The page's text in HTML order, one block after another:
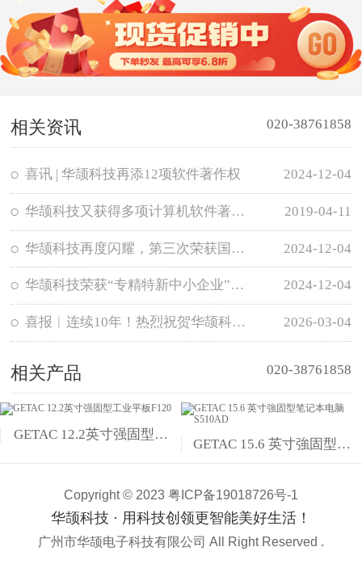
相关资讯 020-38761858
喜讯 | 华颉科技再添12项软件著作权 2024-12-04
华颉科技又获得多项计算机软件著作权登记证书 2019-04-11
华颉科技再度闪耀，第三次荣获国家级“高新技术企业”认定 2024-12-04
华颉科技荣获“专精特新中小企业”认定 2024-12-04
喜报︱连续10年！热烈祝贺华颉科技再获“国家级高新技术企业”认定 2026-03-04
相关产品 020-38761858
GETAC 12.2英寸强固型工
GETAC 15.6 英寸強固型笔
Copyright © 2023 粤ICP备19018726号-1
华颉科技 · 用科技创领更智能美好生活！
广州市华颉电子科技有限公司 All Right Reserved .